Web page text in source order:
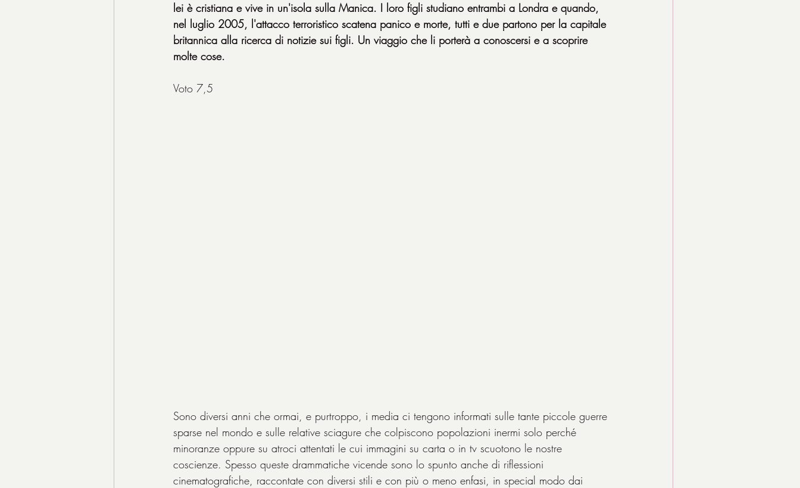
lei è cristiana e vive in un'isola sulla Manica. I loro figli studiano entrambi a Londra e quando,
nel luglio 2005, l'attacco terroristico scatena panico e morte, tutti e due partono per la capitale
britannica alla ricerca di notizie sui figli. Un viaggio che li porterà a conoscersi e a scoprire
molte cose.
Voto 7,5
Sono diversi anni che ormai, e purtroppo, i media ci tengono informati sulle tante piccole guerre
sparse nel mondo e sulle relative sciagure che colpiscono popolazioni inermi solo perché
minoranze oppure su atroci attentati le cui immagini su carta o in tv scuotono le nostre
coscienze. Spesso queste drammatiche vicende sono lo spunto anche di riflessioni
cinematografiche, raccontate con diversi stili e con più o meno enfasi, in special modo dai